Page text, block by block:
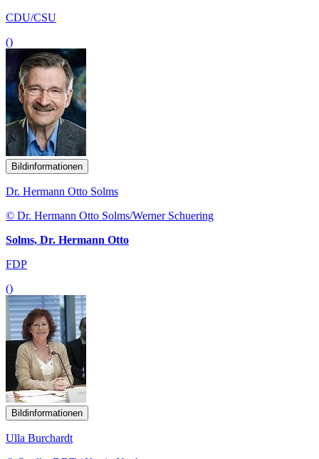
CDU/CSU
()
Bildinformationen
Dr. Hermann Otto Solms
© Dr. Hermann Otto Solms/Werner Schuering
Solms, Dr. Hermann Otto
FDP
()
Bildinformationen
Ulla Burchardt